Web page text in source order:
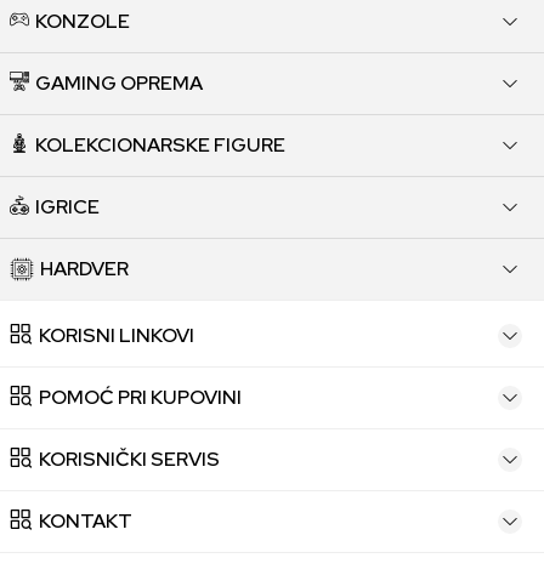
KONZOLE
GAMING OPREMA
KOLEKCIONARSKE FIGURE
IGRICE
HARDVER
KORISNI LINKOVI
POMOĆ PRI KUPOVINI
KORISNIČKI SERVIS
KONTAKT